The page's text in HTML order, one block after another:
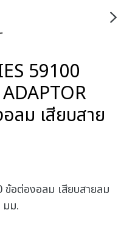
59100
ลม เสียบสาย
ข้อต่องอลม เสียบสายลม
มม.